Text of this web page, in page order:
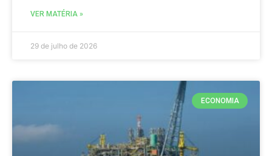
VER MATÉRIA »
29 de julho de 2026
ECONOMIA